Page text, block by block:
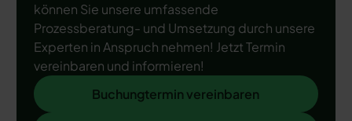
können Sie unsere umfassende
Prozessberatung- und Umsetzung durch unsere
Experten in Anspruch nehmen! Jetzt Termin
vereinbaren und informieren!
Buchungtermin vereinbaren
Buchungtermin vereinbaren